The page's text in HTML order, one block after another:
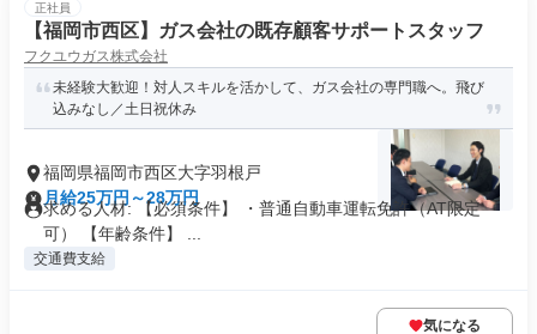
正社員
【福岡市西区】ガス会社の既存顧客サポートスタッフ
フクユウガス株式会社
未経験大歓迎！対人スキルを活かして、ガス会社の専門職へ。飛び
込みなし／土日祝休み
福岡県福岡市西区大字羽根戸
月給25万円～28万円
求める人材: 【必須条件】 ・普通自動車運転免許（AT限定
可） 【年齢条件】 ...
交通費支給
気になる